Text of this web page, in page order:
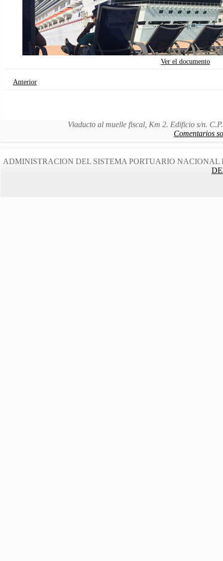
Ver el documento
Anterior
Viaducto al muelle fiscal, Km 2. Edificio s/n.
Comentarios
ADMINISTRACION DEL SISTEMA PORTUARIO NACIONAL